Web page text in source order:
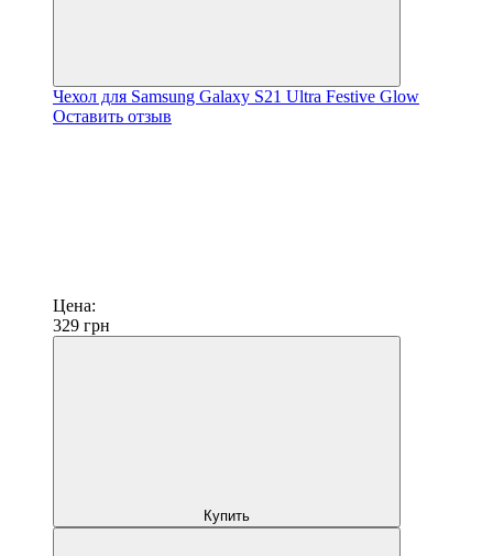
Чехол для Samsung Galaxy S21 Ultra Festive Glow
Оставить отзыв
Цена:
329 грн
Купить